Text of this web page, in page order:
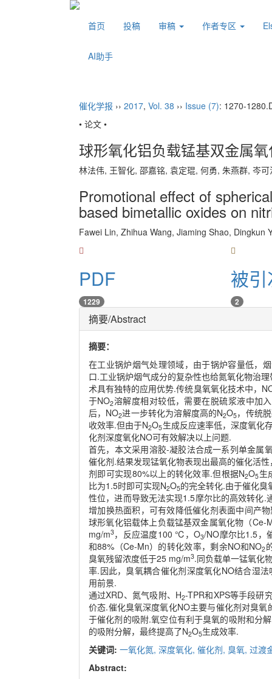
首页 投稿 审稿 作者专区
AI助手
催化学报 ›› 2017, Vol. 38 ›› Issue (7): 1270-1280.
• 论文 •
球形氧化铝负载锰基双金属
林法伟, 王智化, 邵嘉铭, 袁定琨, 何勇, 朱燕群,
Promotional effect of
based bimetallic oxides on
Fawei Lin, Zhihua Wang, Jiaming Shao,
PDF
1229
被
2
摘要/Abstract
摘要：
在工业锅炉烟气处理领域，由于锅炉容量低，
口.工业锅炉烟气成分的复杂性也给氮氧化物治
术具有独特的应用优势.传统臭氧氧化技术中，
于NO2溶解度相对较低，需要在脱硫浆液中加
后，NO2进一步转化为溶解度高的N2O5，传统
收效率.但由于N2O5生成反应速率低，深度氧化
化剂深度氧化NO可有效解决以上问题.
首先，本文采用溶胶-凝胶法合成一系列单金属
催化剂.结果发现锰氧化物表现出最高的催化活
剂即可实现80%以上的转化效率.但根据N2O5生
比为1.5时即可实现N2O5的完全转化.由于催化
性位，进而导致无法实现1.5摩尔比的高效转化
增加换热面积，可有效降低催化剂表面中间产
球形氧化铝载体上负载锰基双金属氧化物（
mg/m3，反应温度100 ℃，O3/NO摩尔比1.5，
和88%（Ce-Mn）的转化效率，剩余NO和NO2
臭氧残留浓度低于25 mg/m3.同负载单一锰氧化
率.因此，臭氧耦合催化剂深度氧化NO结合湿
用前景.
通过XRD、氮气吸附、H2-TPR和XPS等手段研
价态.催化臭氧深度氧化NO主要与催化剂对臭
于催化剂的吸附.氧空位有利于臭氧的吸附和分
的吸附分解，最终提高了N2O5生成效率.
关键词: 一氧化氮, 深度氧化, 催化剂, 臭氧, 过渡
Abstract: